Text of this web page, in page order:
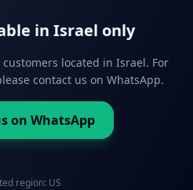
in Israel only
located in Israel. For
contact us on WhatsApp.
on WhatsApp
region: US